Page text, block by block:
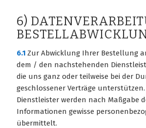
6)
6.1 Zur Abwicklung Ihrer Bestellung
dem / den nachstehenden
die uns ganz oder teilweise bei der
geschlossener Verträge unterstützen.
Dienstleister werden nach Maßgabe
Informationen gewisse
übermittelt.